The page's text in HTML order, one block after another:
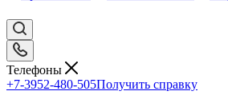
Телефоны
+7-3952-480-505Получить справку